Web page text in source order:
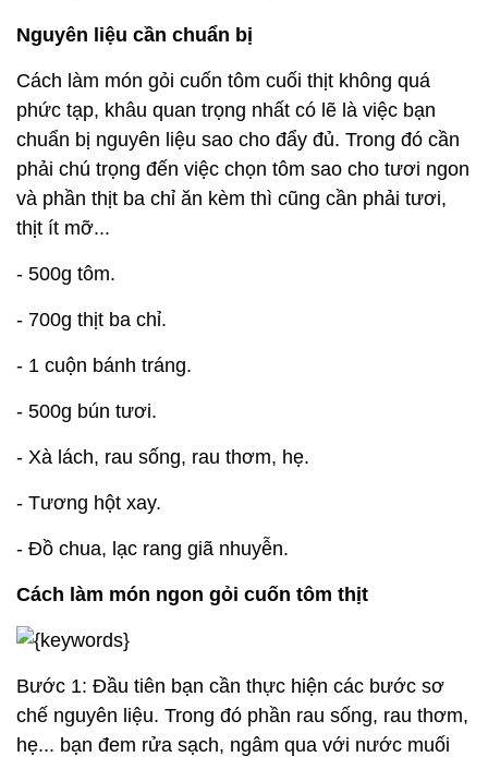
Nguyên liệu cần chuẩn bị
Cách làm món gỏi cuốn tôm cuối thịt không quá
phức tạp, khâu quan trọng nhất có lẽ là việc bạn
chuẩn bị nguyên liệu sao cho đẩy đủ. Trong đó cần
phải chú trọng đến việc chọn tôm sao cho tươi ngon
và phần thịt ba chỉ ăn kèm thì cũng cần phải tươi,
thịt ít mỡ...
- 500g tôm.
- 700g thịt ba chỉ.
- 1 cuộn bánh tráng.
- 500g bún tươi.
- Xà lách, rau sống, rau thơm, hẹ.
- Tương hột xay.
- Đồ chua, lạc rang giã nhuyễn.
Cách làm món ngon gỏi cuốn tôm thịt
Bước 1: Đầu tiên bạn cần thực hiện các bước sơ
chế nguyên liệu. Trong đó phần rau sống, rau thơm,
hẹ... bạn đem rửa sạch, ngâm qua với nước muối